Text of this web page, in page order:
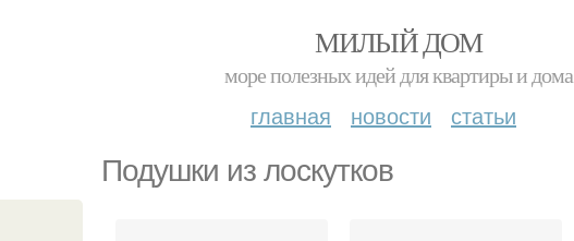
МИЛЫЙ ДОМ
море полезных идей для квартиры и дома
главная новости статьи
Подушки из лоскутков